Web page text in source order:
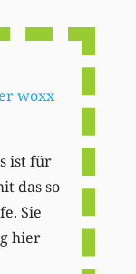
woxx
ist für
das so
Sie
hier